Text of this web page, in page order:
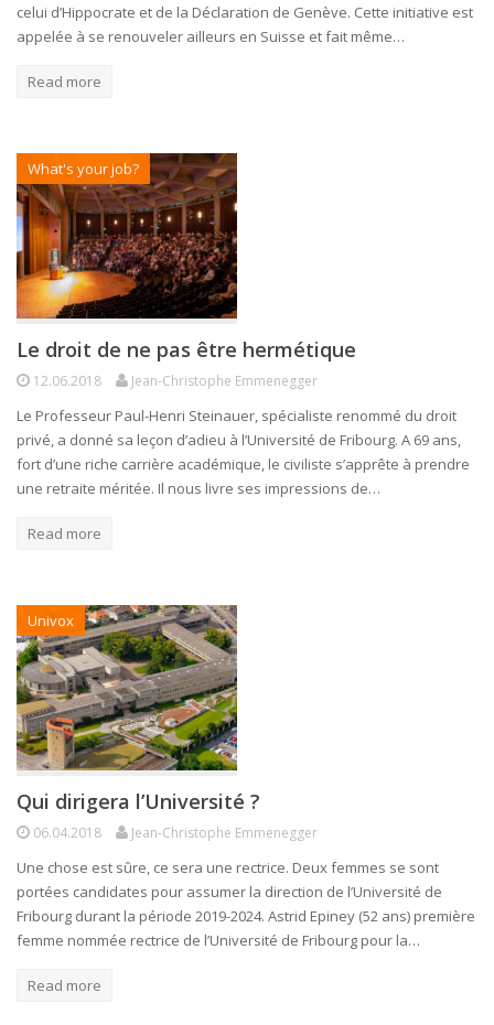
celui d’Hippocrate et de la Déclaration de Genève. Cette initiative est
appelée à se renouveler ailleurs en Suisse et fait même…
Read more
What's your job?
Le droit de ne pas être hermétique
12.06.2018 Jean-Christophe Emmenegger
Le Professeur Paul-Henri Steinauer, spécialiste renommé du droit
privé, a donné sa leçon d’adieu à l’Université de Fribourg. A 69 ans,
fort d’une riche carrière académique, le civiliste s’apprête à prendre
une retraite méritée. Il nous livre ses impressions de…
Read more
Univox
Qui dirigera l’Université ?
06.04.2018 Jean-Christophe Emmenegger
Une chose est sûre, ce sera une rectrice. Deux femmes se sont
portées candidates pour assumer la direction de l’Université de
Fribourg durant la période 2019-2024. Astrid Epiney (52 ans) première
femme nommée rectrice de l’Université de Fribourg pour la…
Read more